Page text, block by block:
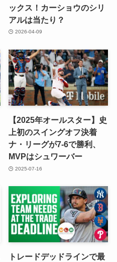
ックス！カーショウのシリ
アルは当たり？
2026-04-09
【2025年オールスター】史
上初のスイングオフ決着
ナ・リーグが7-6で勝利、
MVPはシュワーバー
2025-07-16
トレードデッドラインで最